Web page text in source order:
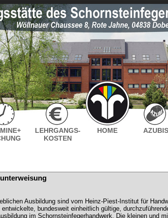
LEHRGANGS-
KOSTEN
HOME AZUBIS
Ausbildung sind vom Heinz-Piest-Institut für
bundesweit einheitlich gültige,
im Schornsteinfegerhandwerk. Die kleinen und